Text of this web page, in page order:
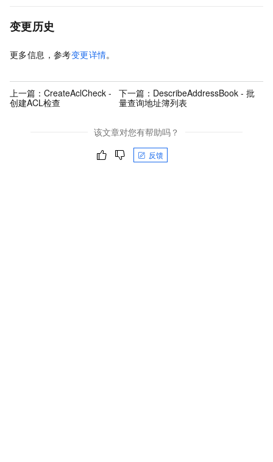
变更历史
更多信息，参考变更详情。
上一篇： CreateAclCheck -
创建ACL检查
下一篇： DescribeAddressBook - 批
量查询地址簿列表
该文章对您有帮助吗？
反馈